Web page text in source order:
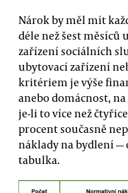
Nárok by měl mít
déle než šest měsíců
zařízení sociálních
ubytovací zařízení
kritériem je výše
anebo domácnost,
je-li to více než
procent současně
náklady na bydlení —
tabulka.